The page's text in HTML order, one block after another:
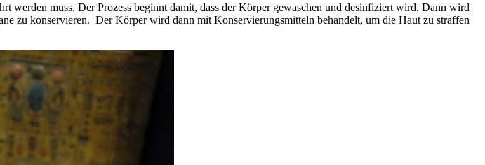
werden muss. Der Prozess beginnt damit, dass der Körper gewaschen und desinfiziert wird. Dann wird
zu konservieren. Der Körper wird dann mit Konservierungsmitteln behandelt, um die Haut zu straffen